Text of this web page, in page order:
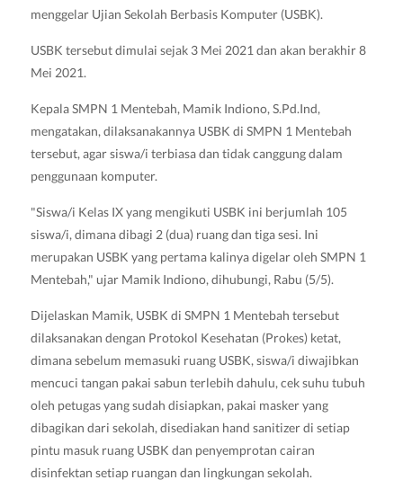
menggelar Ujian Sekolah Berbasis Komputer (USBK).
USBK tersebut dimulai sejak 3 Mei 2021 dan akan berakhir 8
Mei 2021.
Kepala SMPN 1 Mentebah, Mamik Indiono, S.Pd.Ind,
mengatakan, dilaksanakannya USBK di SMPN 1 Mentebah
tersebut, agar siswa/i terbiasa dan tidak canggung dalam
penggunaan komputer.
"Siswa/i Kelas IX yang mengikuti USBK ini berjumlah 105
siswa/i, dimana dibagi 2 (dua) ruang dan tiga sesi. Ini
merupakan USBK yang pertama kalinya digelar oleh SMPN 1
Mentebah," ujar Mamik Indiono, dihubungi, Rabu (5/5).
Dijelaskan Mamik, USBK di SMPN 1 Mentebah tersebut
dilaksanakan dengan Protokol Kesehatan (Prokes) ketat,
dimana sebelum memasuki ruang USBK, siswa/i diwajibkan
mencuci tangan pakai sabun terlebih dahulu, cek suhu tubuh
oleh petugas yang sudah disiapkan, pakai masker yang
dibagikan dari sekolah, disediakan hand sanitizer di setiap
pintu masuk ruang USBK dan penyemprotan cairan
disinfektan setiap ruangan dan lingkungan sekolah.